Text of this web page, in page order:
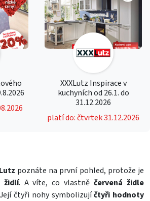
XXXLutz Inspirace v
kuchyních od 26.1. do
31.12.2026
platí do: čtvrtek 31.12.2026
poznáte na první pohled, protože je
židlí. A víte, co vlastněčervená židle
čtyři nohy symbolizujíčtyři hodnoty